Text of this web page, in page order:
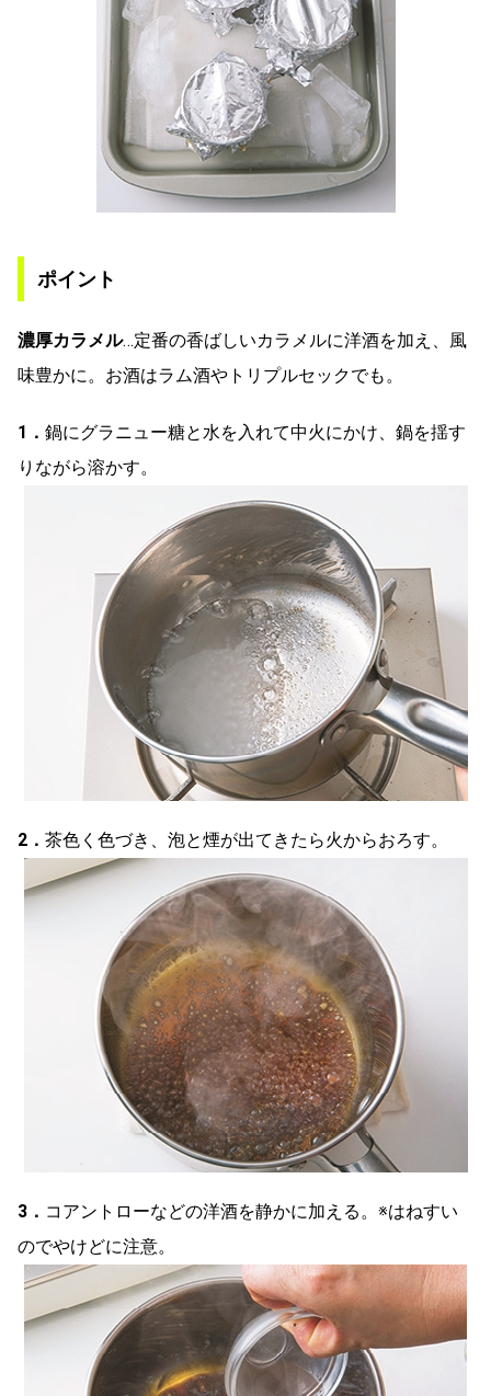
ポイント
濃厚カラメル…定番の香ばしいカラメルに洋酒を加え、風
味豊かに。お酒はラム酒やトリプルセックでも。
1． 鍋にグラニュー糖と水を入れて中火にかけ、鍋を揺す
りながら溶かす。
2． 茶色く色づき、泡と煙が出てきたら火からおろす。
3． コアントローなどの洋酒を静かに加える。※はねすい
のでやけどに注意。